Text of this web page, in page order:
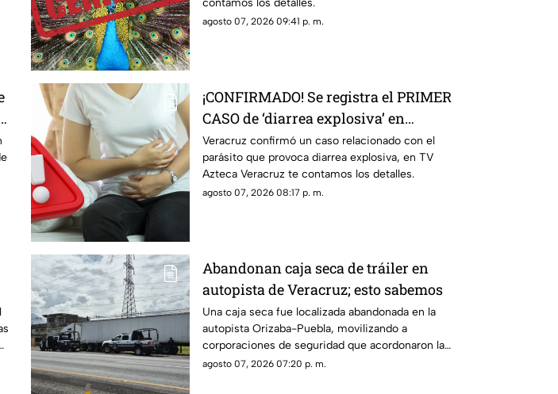
contamos los detalles.
agosto 07, 2026 09:41 p. m.
¡CONFIRMADO! Se registra el PRIMER
CASO de ‘diarrea explosiva’ en
Veracruz; esto sabemos
Veracruz confirmó un caso relacionado con el
parásito que provoca diarrea explosiva, en TV
Azteca Veracruz te contamos los detalles.
agosto 07, 2026 08:17 p. m.
Abandonan caja seca de tráiler en
autopista de Veracruz; esto sabemos
Una caja seca fue localizada abandonada en la
autopista Orizaba-Puebla, movilizando a
corporaciones de seguridad que acordonaron la
zona e iniciaron las investigaciones
agosto 07, 2026 07:20 p. m.